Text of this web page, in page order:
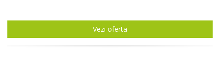
Vezi oferta